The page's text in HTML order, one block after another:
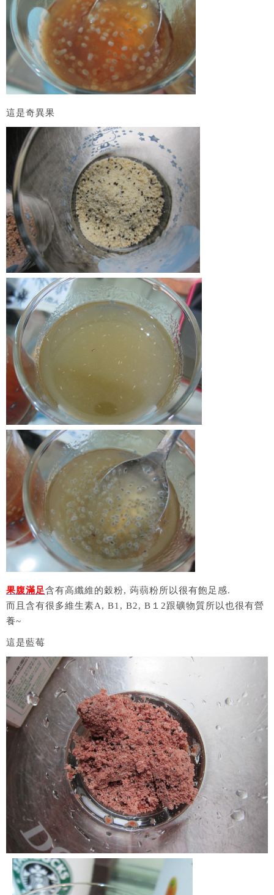
這是奇異果
果腹滿足含有高纖維的穀粉, 蒟蒻粉所以很有飽足感.
而且含有很多維生素A, B1, B2, B１2跟礦物質所以也很有營
養~
這是藍莓